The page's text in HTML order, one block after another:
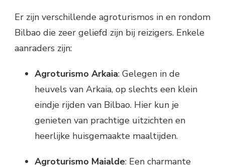
Er zijn verschillende agroturismos in en rondom
Bilbao die zeer geliefd zijn bij reizigers. Enkele
aanraders zijn:
Agroturismo Arkaia: Gelegen in de
heuvels van Arkaia, op slechts een klein
eindje rijden van Bilbao. Hier kun je
genieten van prachtige uitzichten en
heerlijke huisgemaakte maaltijden.
Agroturismo Maialde: Een charmante